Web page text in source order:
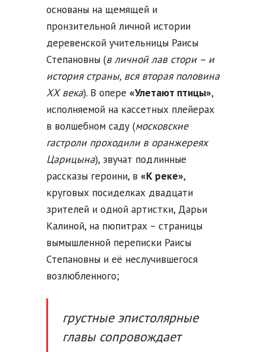
основаны на щемящей и
пронзительной личной истории
деревенской учительницы Раисы
Степановны (в личной лав стори – и
история страны, вся вторая половина
ХХ века). В опере «Улетают птицы»,
исполняемой на кассетных плейерах
в волшебном саду (московские
гастроли проходили в оранжереях
Царицына), звучат подлинные
рассказы героини, в «К реке»,
круговых посиделках двадцати
зрителей и одной артистки, Дарьи
Калиной, на пюпитрах – страницы
вымышленной переписки Раисы
Степановны и её неслучившегося
возлюбленного;
грустные эпистолярные
главы сопровождает